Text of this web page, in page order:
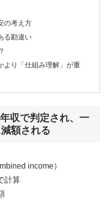
の考え方
る勘違い
より「仕組み理解」が重
収で判定され、一
額される
income）
計算